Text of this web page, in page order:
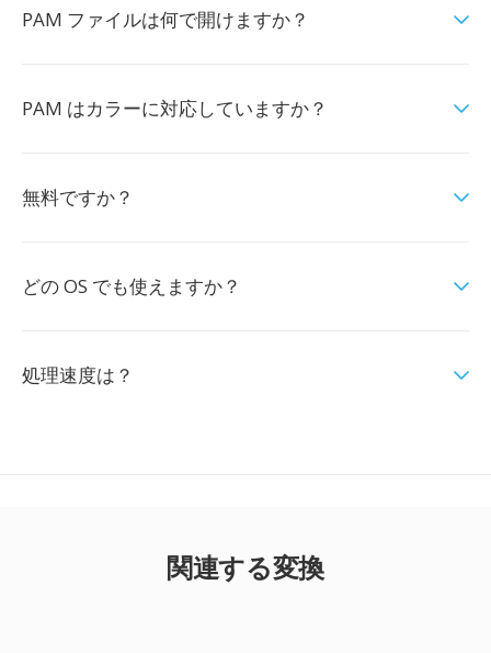
PAM ファイルは何で開けますか？
PAM はカラーに対応していますか？
無料ですか？
どの OS でも使えますか？
処理速度は？
関連する変換